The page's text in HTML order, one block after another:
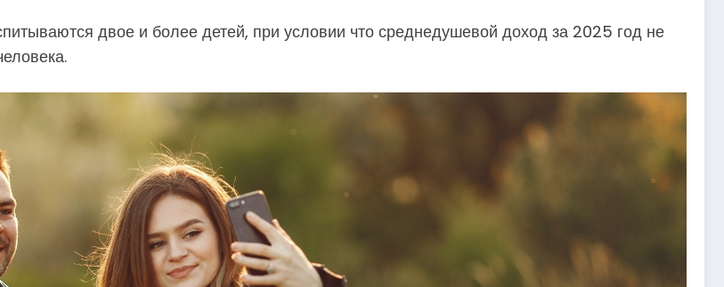
двое и более детей, при условии что среднедушевой доход за 2025 год не